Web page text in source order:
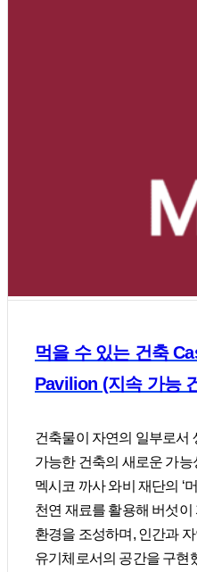
먹을 수 있는 건축
Pavilion (지속 가능
건축물이 자연의 일부로서
가능한 건축의 새로운 가
멕시코 까사 와비 재단의 ‘
천연 재료를 활용해 버섯이
환경을 조성하며, 인간과
유기체로서의 공간을 구현